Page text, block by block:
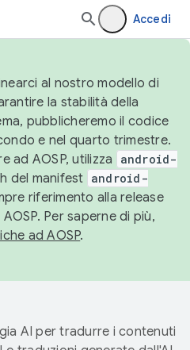
Accedi
al nostro modello di
la stabilità della
pubblicheremo il codice
e nel quarto trimestre.
ad AOSP, utilizza
android-
del manifest android-
riferimento alla release
Per saperne di più,
ad AOSP.
AI per tradurre i contenuti